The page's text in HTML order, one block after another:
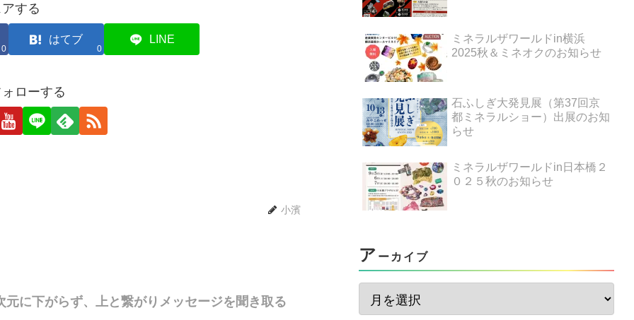
する
0
はてブ
0
LINE
ローする
小濱
に下がらず、上と繋がりメッセージを聞き取る
ミネラルザワールドin横浜
2025秋＆ミネオクのお知らせ
石ふしぎ大発見展（第37回京
都ミネラルショー）出展のお知
らせ
ミネラルザワールドin日本橋２
０２５秋のお知らせ
ア ーカイブ